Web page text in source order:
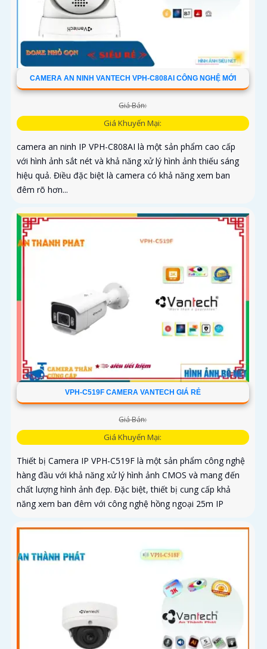
CAMERA AN NINH VANTECH VPH-C808AI CÔNG NGHỆ MỚI
Giá Bán:
Giá Khuyến Mại:
camera an ninh IP VPH-C808AI là một sản phẩm cao cấp
với hình ảnh sắt nét và khả năng xử lý hình ảnh thiếu sáng
hiệu quả. Điều đặc biệt là camera có khả năng xem ban
đêm rõ hơn...
VPH-C519F CAMERA VANTECH GIÁ RẺ
Giá Bán:
Giá Khuyến Mại:
Thiết bị Camera IP VPH-C519F là một sản phẩm công nghệ
hàng đầu với khả năng xử lý hình ảnh CMOS và mang đến
chất lượng hình ảnh đẹp. Đặc biệt, thiết bị cung cấp khả
năng xem ban đêm với công nghệ hồng ngoại 25m IP